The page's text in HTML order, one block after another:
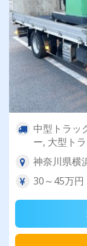
中型トラッ
ー, 大型ト
神奈川県横
30～45万円